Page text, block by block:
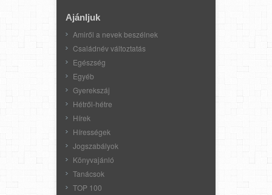
Ajánljuk
Amiről a nevek beszélnek
Családnév változtatás
Egészség
Egyéb
Gyerekszáj
Hétről-hétre
Hírek
Hírességek
Jogszabályok
Könyvajánló
Tanácsok
TOP 100